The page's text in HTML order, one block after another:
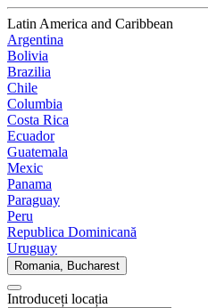
Latin America and Caribbean
Argentina
Bolivia
Brazilia
Chile
Columbia
Costa Rica
Ecuador
Guatemala
Mexic
Panama
Paraguay
Peru
Republica Dominicană
Uruguay
Romania, Bucharest
Introduceți locația